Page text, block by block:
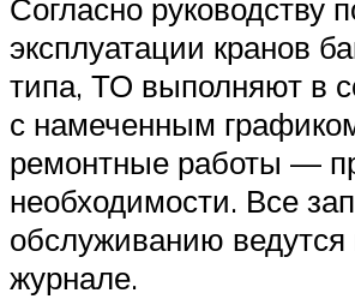
Согласно руководству
эксплуатации кранов
типа, ТО выполняют в
с намеченным
ремонтные работы —
необходимости. Все
обслуживанию
журнале.